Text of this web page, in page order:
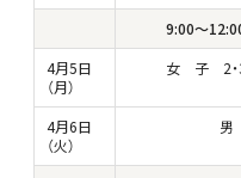
9:00～
4月5日
（月）
女 子 2・3
4月6日
（火）